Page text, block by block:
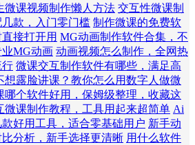
微课视频制作懒人方法 交互性微课制
款，入门零门槛 制作微课的免费软
接打开用 MG动画制作软件合集，不
MG动画 动画视频怎么制作，全网热
行 微课交互制作软件有哪些，满足高
想露脸讲课？教你怎么用数字人做微
哪个软件好用，保姆级整理，收藏这
微课制作教程，工具用起来超简单 Ai
好用工具，适合零基础用户 新手动
分析，新手选择更清晰 用什么软件